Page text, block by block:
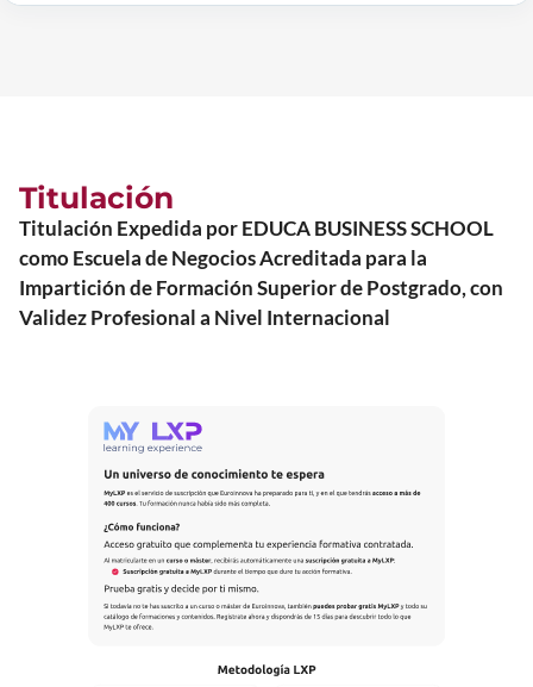
Titulación
Titulación Expedida por EDUCA BUSINESS SCHOOL
como Escuela de Negocios Acreditada para la
Impartición de Formación Superior de Postgrado, con
Validez Profesional a Nivel Internacional